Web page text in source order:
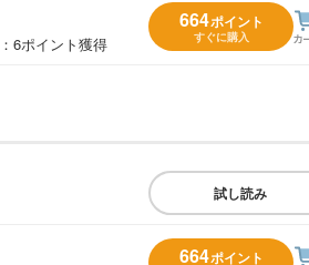
：6ポイント獲得
664ポイント
すぐに購入
試し読み
664ポイント